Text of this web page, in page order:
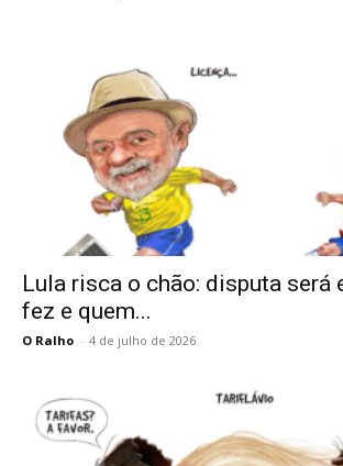
Lula risca o chão: disputa será
fez e quem...
O Ralho - 4 de julho de 2026